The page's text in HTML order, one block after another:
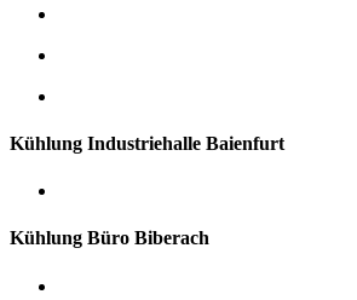
Kühlung Industriehalle Baienfurt
Kühlung Büro Biberach